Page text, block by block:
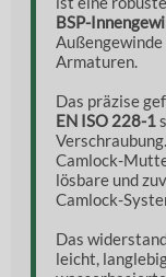
BSP-
Armaturen.
Das präzise
EN ISO 228-1
Camlock-
lösbare und
Camlock-
Das
leicht,